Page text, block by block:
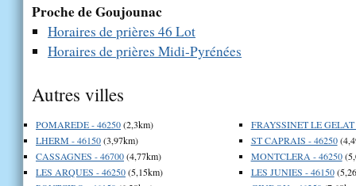
Proche de Goujounac
Horaires de prières 46 Lot
Horaires de prières Midi-Pyrénées
Autres villes
POMAREDE - 46250(2,3km)
LHERM - 46150(3,97km)
CASSAGNES - 46700(4,77km)
LES ARQUES - 46250(5,15km)
FRAYSSINET LE GELAT
ST CAPRAIS - 46250
MONTCLERA - 46250
LES JUNIES - 46150